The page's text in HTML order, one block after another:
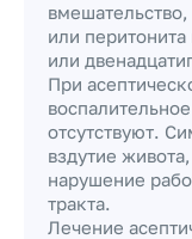
или
или
При
отсутствуют.
вздутие
нарушение
тракта.
Лечение